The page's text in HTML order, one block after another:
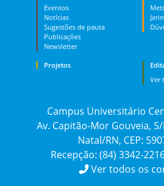
Eventos
Notícias
Sugestões de pauta
Publicações
Newsletter
Projetos
Ver
Campus Universitário
Av. Capitão-Mor Gouveia,
Natal/RN, CEP:
Recepção: (84) 3342-
Ver todos os